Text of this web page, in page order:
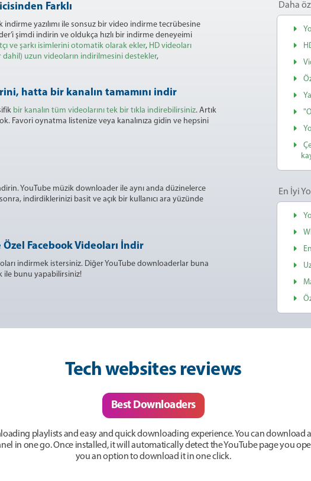
Farklı
yazılımı ile sonsuz bir video indirme tecrübesine
şimdi indirin ve oldukça hızlı bir indirme deneyeimi
ve şarkı isimlerini otomatik olarak ekler, HD videoları
uzun videoların indirilmesini destekler,
hatta bir kanalın tamamını indir
bir kanalın tüm videolarını tek bir tıkla indirebilirsiniz. Artık
Favori oynatma listenize veya kanalınıza gidin ve hepsini
YouTube müzik downloader ile aynı anda düzinelerce
indirdiklerinizi basit ve açık bir kullanıcı ara yüzünde
Facebook Videoları İndir
indirmek istersiniz. Diğer YouTube downloaderlar buna
ile bunu yapabilirsiniz!
Daha
En İyi
Tech websites reviews
Best Downloaders
playlists and easy and quick downloading experience. You can download
in one go. Once installed, it will automatically detect the YouTube page you
you an option to download it in one click.